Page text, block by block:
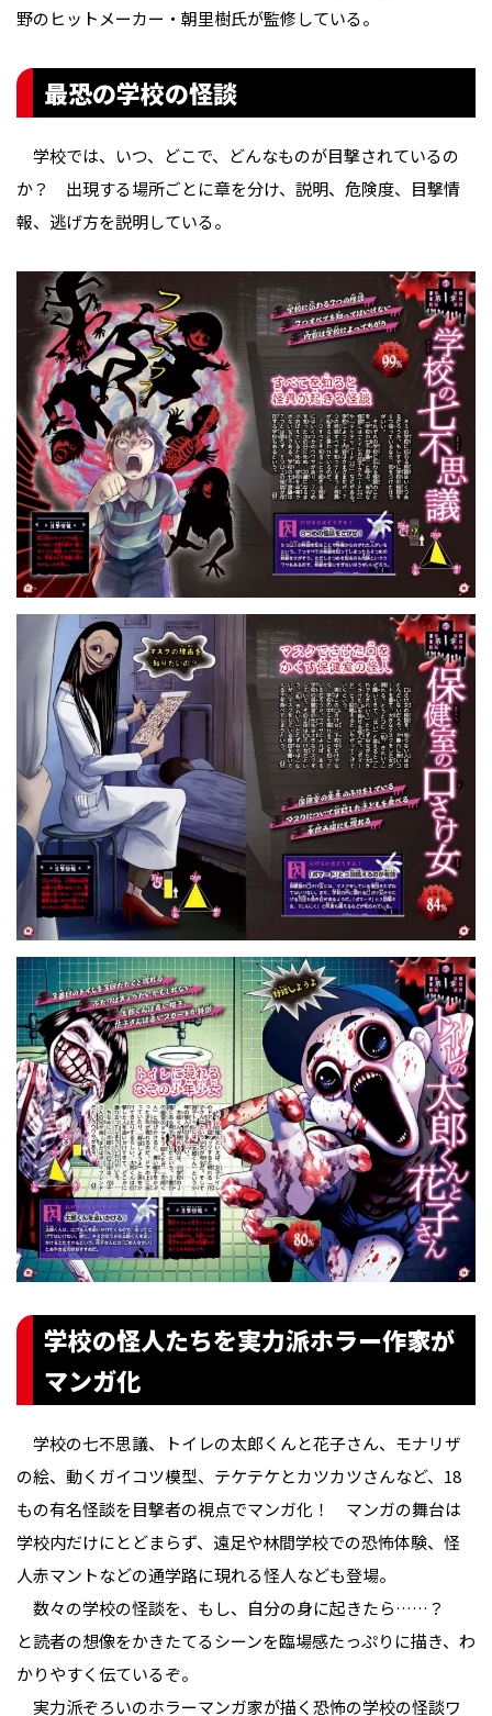
野のヒットメーカー・朝里樹氏が監修している。
最恐の学校の怪談
学校では、いつ、どこで、どんなものが目撃されているの
か？ 出現する場所ごとに章を分け、説明、危険度、目撃情
報、逃げ方を説明している。
学校の怪人たちを実力派ホラー作家が
マンガ化
学校の七不思議、トイレの太郎くんと花子さん、モナリザ
の絵、動くガイコツ模型、テケテケとカツカツさんなど、18
もの有名怪談を目撃者の視点でマンガ化！ マンガの舞台は
学校内だけにとどまらず、遠足や林間学校での恐怖体験、怪
人赤マントなどの通学路に現れる怪人なども登場。
数々の学校の怪談を、もし、自分の身に起きたら……？
と読者の想像をかきたてるシーンを臨場感たっぷりに描き、わ
かりやすく伝ているぞ。
実力派ぞろいのホラーマンガ家が描く恐怖の学校の怪談ワ